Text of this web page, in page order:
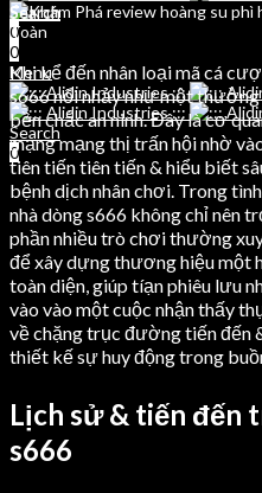
Search
0
Search
0
0
Menu
Search
0
Khi kể đến nhân loại mã cá
s666 nổi nhảy như một
bền chắc an ninh. Đây là cơ
mạng mạng thị trấn hội nhờ
tiên tiến tiên tiến & hiểu biết
bệnh dịch nhân chơi. Trong
nhà dòng s666 không chỉ nên
phần nhiều trò chơi thường
để xây dựng thương hiệu một
toàn diện, giúp tíạn phiêu lưu
vào vào một cuộc nhận thấy
về chặng trục đường tiến đến
thiết kế sự huy động trong
Lịch sử & tiến đến
s666